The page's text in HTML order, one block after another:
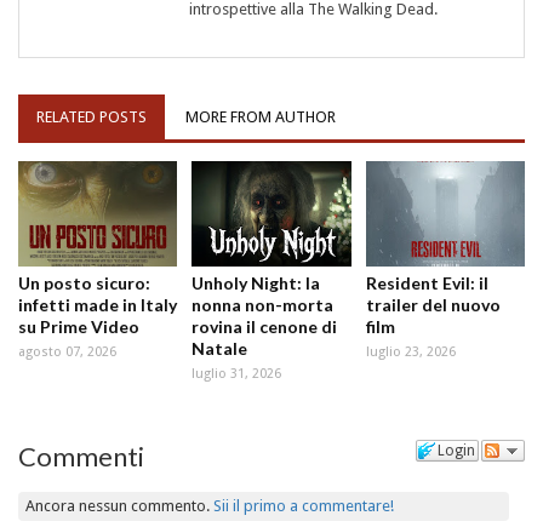
introspettive alla The Walking Dead.
RELATED POSTS MORE FROM AUTHOR
Un posto sicuro:
infetti made in Italy
su Prime Video
agosto 07, 2026
Unholy Night: la
nonna non-morta
rovina il cenone di
Natale
luglio 31, 2026
Resident Evil: il
trailer del nuovo
film
luglio 23, 2026
Login
Commenti
Ancora nessun commento.Sii il primo a commentare!